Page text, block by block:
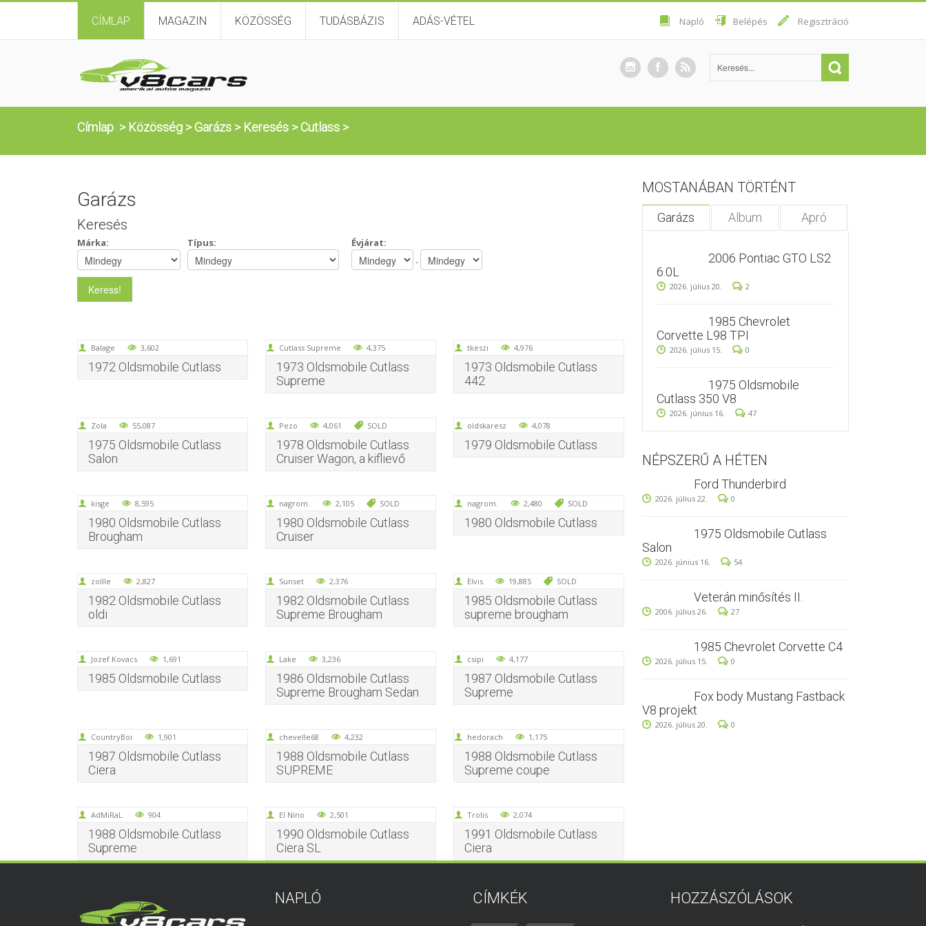
CÍMLAP MAGAZIN KÖZÖSSÉG TUDÁSBÁZIS ADÁS-VÉTEL Napló Belépés Regisztráció
Címlap > Közösség >Garázs > Keresés >Cutlass >
Garázs
Keresés
Márka: Típus:
Évjárat:
-
Balage 3,602
1972 Oldsmobile Cutlass
Cutlass Supreme 4,375
1973 Oldsmobile Cutlass
Supreme
tkeszi 4,976
1973 Oldsmobile Cutlass
442
Zola 55,087
1975 Oldsmobile Cutlass
Salon
Pezo 4,061 SOLD
1978 Oldsmobile Cutlass
Cruiser Wagon, a kiflievő
oldskaresz 4,078
1979 Oldsmobile Cutlass
kisge 8,595
1980 Oldsmobile Cutlass
Brougham
nagrom. 2,105 SOLD
1980 Oldsmobile Cutlass
Cruiser
nagrom. 2,480 SOLD
1980 Oldsmobile Cutlass
zollle 2,827
1982 Oldsmobile Cutlass
oldi
Sunset 2,376
1982 Oldsmobile Cutlass
Supreme Brougham
Elvis 19,885 SOLD
1985 Oldsmobile Cutlass
supreme brougham
Jozef.Kovacs 1,691
1985 Oldsmobile Cutlass
Lake 3,236
1986 Oldsmobile Cutlass
Supreme Brougham Sedan
csipi 4,177
1987 Oldsmobile Cutlass
Supreme
CountryBoi 1,901
1987 Oldsmobile Cutlass
Ciera
chevelle68 4,232
1988 Oldsmobile Cutlass
SUPREME
hedorach 1,175
1988 Oldsmobile Cutlass
Supreme coupe
AdMiRaL 904
1988 Oldsmobile Cutlass
Supreme
El Nino 2,501
1990 Oldsmobile Cutlass
Ciera SL
Trolis 2,074
1991 Oldsmobile Cutlass
Ciera
MOSTANÁBAN TÖRTÉNT
Garázs Album Apró
2006 Pontiac GTO LS2
6.0L
2026. július 20. 2
1985 Chevrolet
Corvette L98 TPI
2026. július 15. 0
1975 Oldsmobile
Cutlass 350 V8
2026. június 16. 47
NÉPSZERŰ A HÉTEN
Ford Thunderbird
2026. július 22. 0
1975 Oldsmobile Cutlass
Salon
2026. június 16. 54
Veterán minősítés II.
2006. július 26. 27
1985 Chevrolet Corvette C4
2026. július 15. 0
Fox body Mustang Fastback
V8 projekt
2026. július 20. 0
NAPLÓ CÍMKÉK HOZZÁSZÓLÁSOK